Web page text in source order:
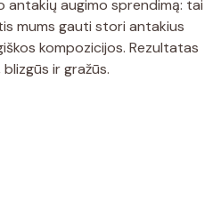
antakių augimo sprendimą: tai
mums gauti stori antakius
kompozicijos. Rezultatas
ir gražūs.